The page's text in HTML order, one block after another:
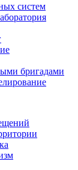
систем
бригадами